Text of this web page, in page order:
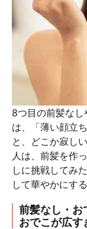
8つ目の前髪な
は、「薄い顔立
と、どこか寂し
人は、前髪を作
しに挑戦してみ
して華やかにす
前髪なし・
おでこが広す